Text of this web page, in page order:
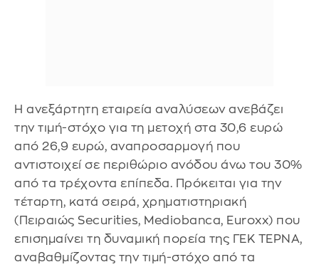
Η ανεξάρτητη εταιρεία αναλύσεων ανεβάζει
την τιμή-στόχο για τη μετοχή στα 30,6 ευρώ
από 26,9 ευρώ, αναπροσαρμογή που
αντιστοιχεί σε περιθώριο ανόδου άνω του 30%
από τα τρέχοντα επίπεδα. Πρόκειται για την
τέταρτη, κατά σειρά, χρηματιστηριακή
(Πειραιώς Securities, Mediobanca, Euroxx) που
επισημαίνει τη δυναμική πορεία της ΓΕΚ ΤΕΡΝΑ,
αναβαθμίζοντας την τιμή-στόχο από τα